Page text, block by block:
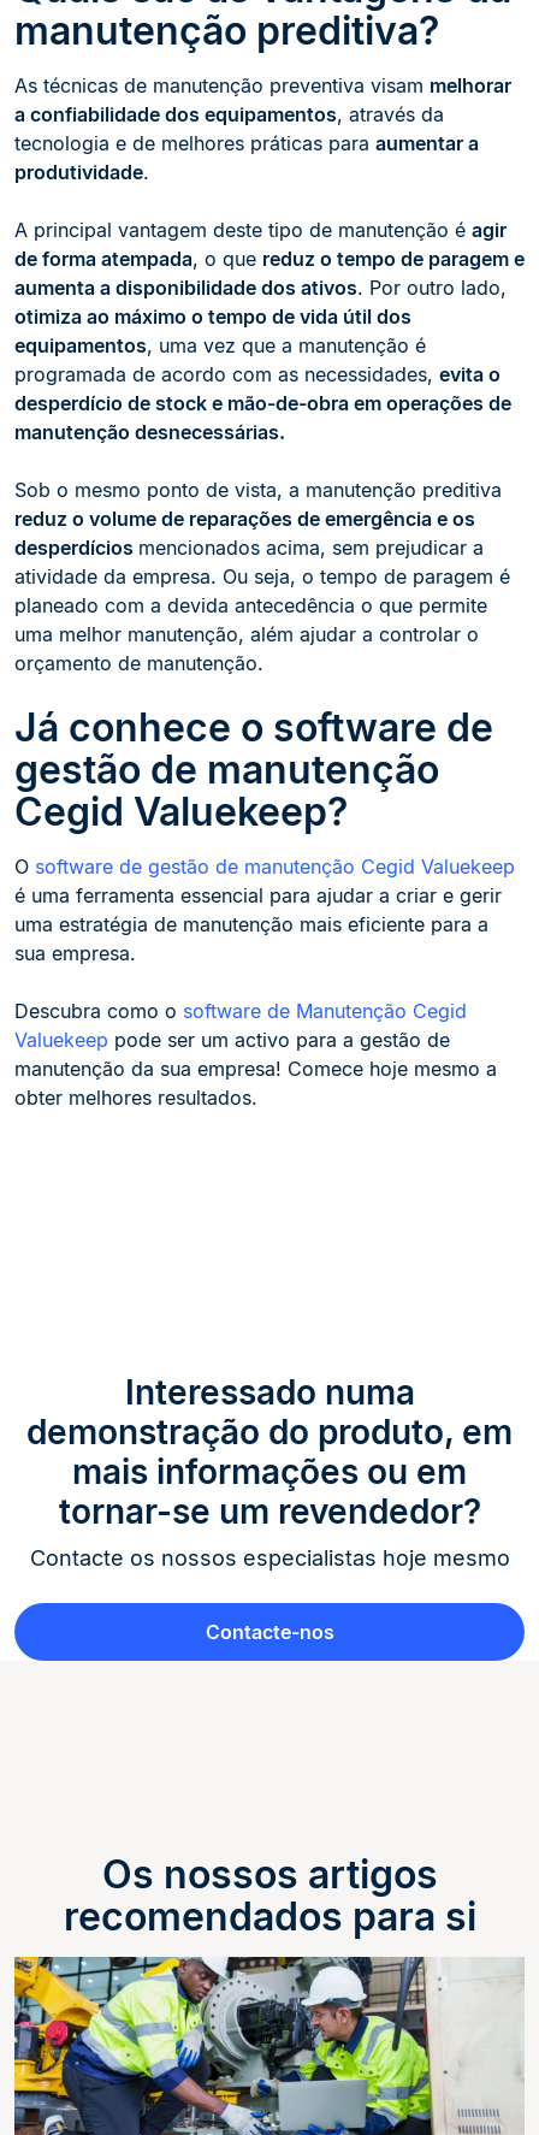
manutenção preditiva?
As técnicas de manutenção preventiva visam melhorar
a confiabilidade dos equipamentos, através da
tecnologia e de melhores práticas para aumentar a
produtividade.
A principal vantagem deste tipo de manutenção é agir
de forma atempada, o que reduz o tempo de paragem e
aumenta a disponibilidade dos ativos. Por outro lado,
otimiza ao máximo o tempo de vida útil dos
equipamentos, uma vez que a manutenção é
programada de acordo com as necessidades, evita o
desperdício de stock e mão-de-obra em operações de
manutenção desnecessárias.
Sob o mesmo ponto de vista, a manutenção preditiva
reduz o volume de reparações de emergência e os
desperdícios mencionados acima, sem prejudicar a
atividade da empresa. Ou seja, o tempo de paragem é
planeado com a devida antecedência o que permite
uma melhor manutenção, além ajudar a controlar o
orçamento de manutenção.
Já conhece o software de
gestão de manutenção
Cegid Valuekeep?
O software de gestão de manutenção Cegid Valuekeep
é uma ferramenta essencial para ajudar a criar e gerir
uma estratégia de manutenção mais eficiente para a
sua empresa.
Descubra como o software de Manutenção Cegid
Valuekeep pode ser um activo para a gestão de
manutenção da sua empresa! Comece hoje mesmo a
obter melhores resultados.
Interessado numa
demonstração do produto, em
mais informações ou em
tornar-se um revendedor?
Contacte os nossos especialistas hoje mesmo
Contacte-nos
Os nossos artigos
recomendados para si